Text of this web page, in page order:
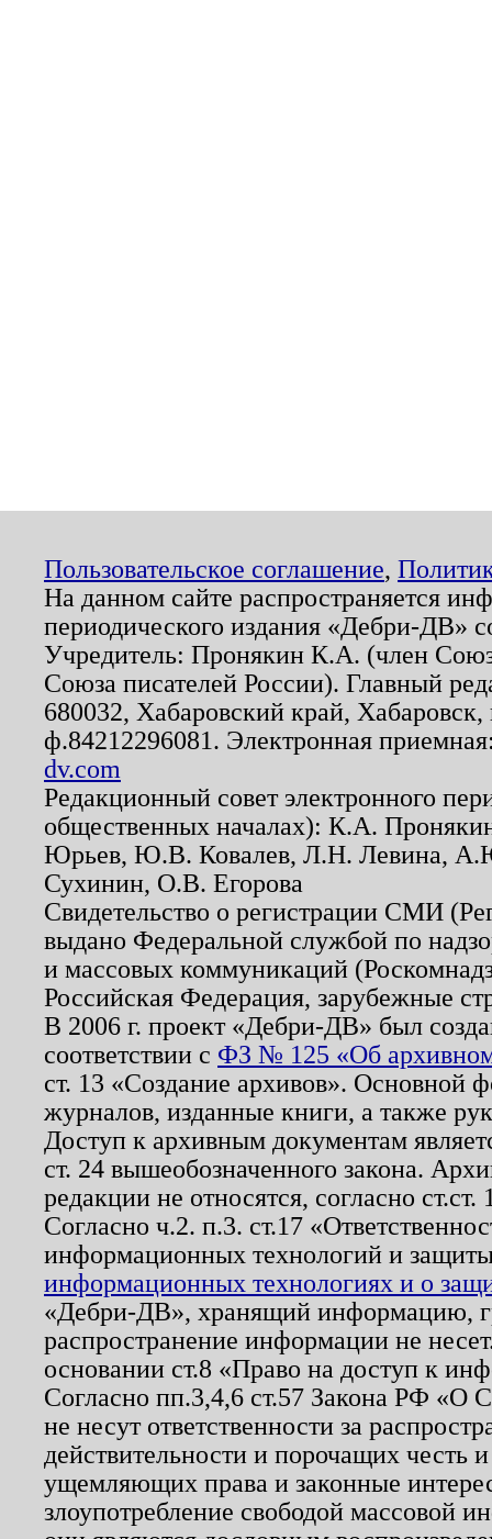
Пользовательское соглашение,
На данном сайте распространяется
периодического издания «Дебри-ДВ»
Учредитель: Пронякин К.А. (член
Союза писателей России). Главный
680032, Хабаровский край,
ф.84212296081. Электронная
dv.com
Редакционный совет электронного
общественных началах): К.А.
Юрьев, Ю.В. Ковалев, Л.Н. Левина,
Сухинин, О.В. Егорова
Свидетельство о регистрации СМИ
выдано Федеральной службой по
и массовых коммуникаций
Российская Федерация, зарубежные
В 2006 г. проект «Дебри-ДВ» был
соответствии с ФЗ № 125 «Об
ст. 13 «Создание архивов». Основной
журналов, изданные книги, а также
Доступ к архивным документам
ст. 24 вышеобозначенного закона.
редакции не относятся, согласно
Согласно ч.2. п.3. ст.17
информационных технологий и
информационных технологиях и о
«Дебри-ДВ», хранящий информацию,
распространение информации не
основании ст.8 «Право на доступ к
Согласно пп.3,4,6 ст.57 Закона РФ «О
не несут ответственности за
действительности и порочащих честь
ущемляющих права и законные
злоупотребление свободой массовой